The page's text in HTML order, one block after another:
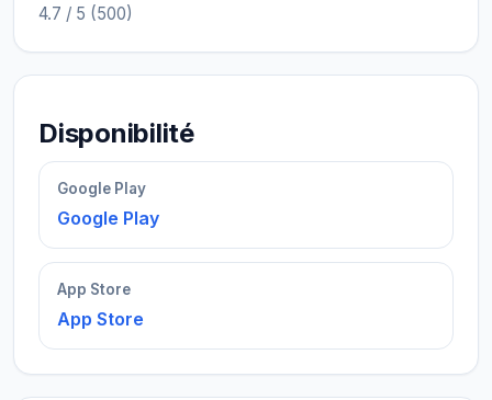
4.7 / 5 (500)
Disponibilité
Google Play
Google Play
App Store
App Store